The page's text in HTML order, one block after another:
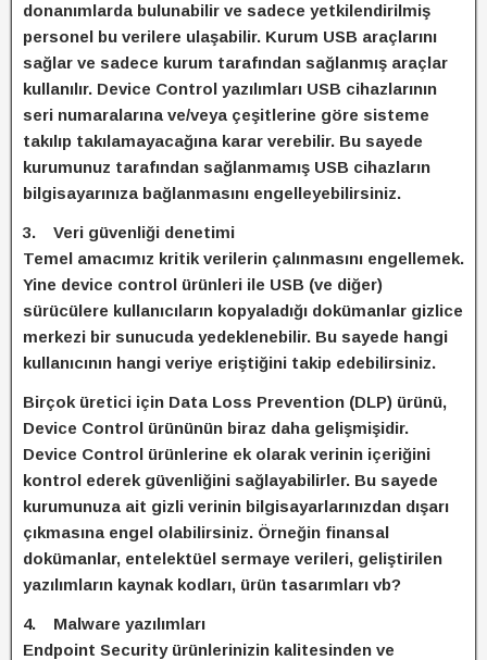
donanımlarda bulunabilir ve sadece yetkilendirilmiş
personel bu verilere ulaşabilir. Kurum USB araçlarını
sağlar ve sadece kurum tarafından sağlanmış araçlar
kullanılır. Device Control yazılımları USB cihazlarının
seri numaralarına ve/veya çeşitlerine göre sisteme
takılıp takılamayacağına karar verebilir. Bu sayede
kurumunuz tarafından sağlanmamış USB cihazların
bilgisayarınıza bağlanmasını engelleyebilirsiniz.
3. Veri güvenliği denetimi
Temel amacımız kritik verilerin çalınmasını engellemek.
Yine device control ürünleri ile USB (ve diğer)
sürücülere kullanıcıların kopyaladığı dokümanlar gizlice
merkezi bir sunucuda yedeklenebilir. Bu sayede hangi
kullanıcının hangi veriye eriştiğini takip edebilirsiniz.
Birçok üretici için Data Loss Prevention (DLP) ürünü,
Device Control ürününün biraz daha gelişmişidir.
Device Control ürünlerine ek olarak verinin içeriğini
kontrol ederek güvenliğini sağlayabilirler. Bu sayede
kurumunuza ait gizli verinin bilgisayarlarınızdan dışarı
çıkmasına engel olabilirsiniz. Örneğin finansal
dokümanlar, entelektüel sermaye verileri, geliştirilen
yazılımların kaynak kodları, ürün tasarımları vb?
4. Malware yazılımları
Endpoint Security ürünlerinizin kalitesinden ve